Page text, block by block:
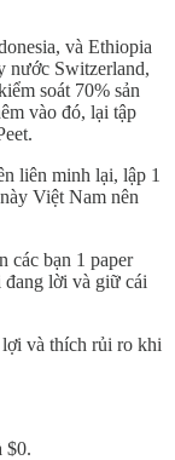
và Ethiopia
nước Switzerland,
soát 70% sản
vào đó, lại tập
liên minh lại, lập 1
Việt Nam nên
các bạn 1 paper
đang lời và giữ cái
và thích rủi ro khi
$0.